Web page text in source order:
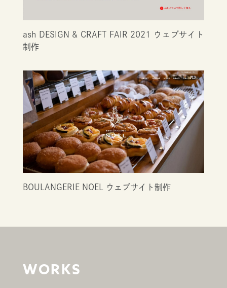
ash DESIGN & CRAFT FAIR 2021 ウェブサイト
制作
BOULANGERIE NOEL ウェブサイト制作
WORKS